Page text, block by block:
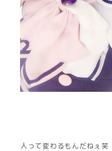
人って変わるもんだねぇ笑